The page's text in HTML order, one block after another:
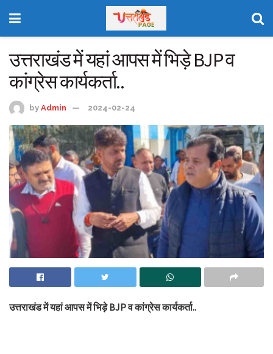
उत्तराखंड में यहां आपस में भिड़े BJP व
कांग्रेस कार्यकर्ता..
by Admin 2024-02-24
उत्तराखंड में यहां आपस में भिड़े BJP व कांग्रेस कार्यकर्ता..